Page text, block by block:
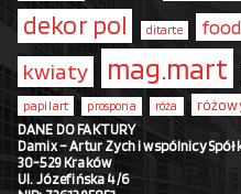
dekor pol ditarte
kwiaty mag.mart
papilart prospona róża
DANE DO FAKTURY
Damix – Artur Zych i wspólnicy
30-529 Kraków
Ul. Józefińska 4/6